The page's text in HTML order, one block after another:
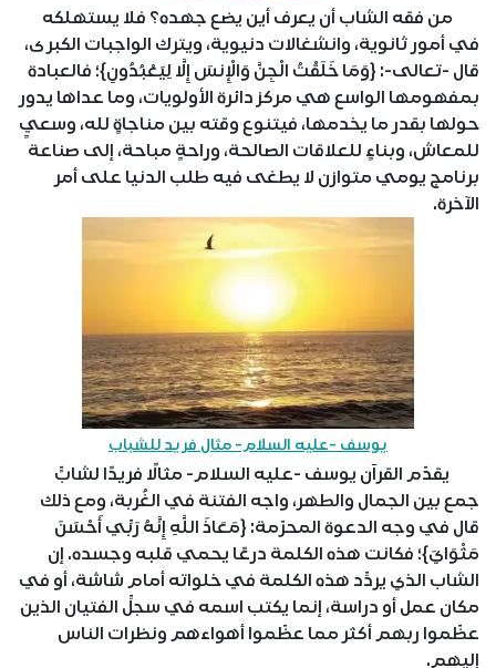
من فقه الشاب أن يعرف أين يضع جهده؟ فلا يستهلكه
في أمور ثانوية، وانشغالات دنيوية، ويترك الواجبات الكبرى،
قال -تعالى-: {وَمَا خَلَقْتُ الْجِنَّ وَالْإِنسَ إِلَّا لِيَعْبُدُونِ}؛ فالعبادة
بمفهومها الواسع هي مركز دائرة الأولويات، وما عداها يدور
حولها بقدر ما يخدمها، فيتنوع وقته بين مناجاةٍ لله، وسعيٍ
للمعاش، وبناءٍ للعلاقات الصالحة، وراحةٍ مباحة، إلى صناعة
برنامج يومي متوازن لا يطغى فيه طلب الدنيا على أمر
الآخرة.
يوسف -عليه السلام- مثال فريد للشباب
يقدّم القرآن يوسف -عليه السلام- مثالًا فريدًا لشابٍّ
جمع بين الجمال والطهر، واجه الفتنة في الغُربة، ومع ذلك
قال في وجه الدعوة المحرّمة: {مَعَاذَ اللَّهِ إِنَّهُ رَبِّي أَحْسَنَ
مَثْوَايَ}؛ فكانت هذه الكلمة درعًا يحمي قلبه وجسده. إن
الشاب الذي يردِّد هذه الكلمة في خلواته أمام شاشة، أو في
مكان عمل أو دراسة، إنما يكتب اسمه في سجلِّ الفتيان الذين
عظّموا ربهم أكثر مما عظّموا أهواءهم ونظرات الناس
إليهم.